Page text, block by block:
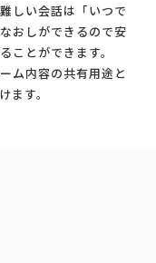
しい会話は「いつで
おしができるので安
ことができます。
ム内容の共有用途と
ます。